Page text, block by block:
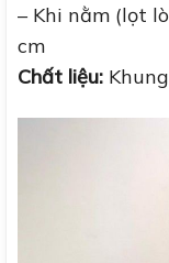
– Khi nằm (lọt
cm
Chất liệu: